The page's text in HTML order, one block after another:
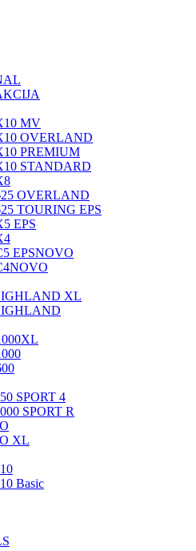
MV
OVERLAND
PREMIUM
STANDARD
OVERLAND
TOURING EPS
EPS
EPSNOVO
NOVO
XL
SPORT 4
SPORT R
XL
Basic